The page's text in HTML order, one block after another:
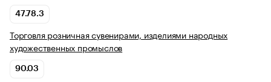
47.78.3
Торговля розничная сувенирами, изделиями народных
художественных промыслов
90.03